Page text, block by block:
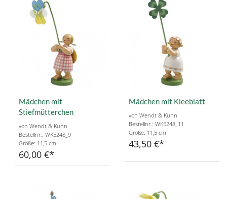
Mädchen mit
Stiefmütterchen
von Wendt & Kühn
Bestellnr.: WK5248_9
Größe: 11,5 cm
60,00 €
Mädchen mit Kleeblatt
von Wendt & Kühn
Bestellnr.: WK5248_11
Größe: 11,5 cm
43,50 €